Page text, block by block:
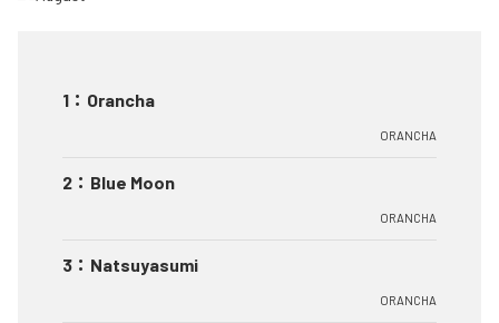
1 ： Orancha
ORANCHA
2 ： Blue Moon
ORANCHA
3 ： Natsuyasumi
ORANCHA